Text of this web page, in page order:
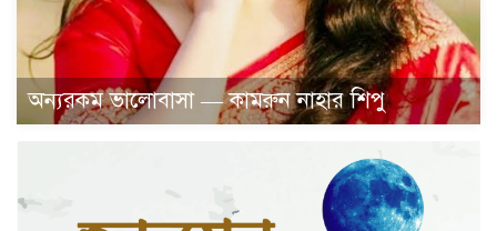
অন্যরকম ভালোবাসা — কামরুন নাহার শিপু